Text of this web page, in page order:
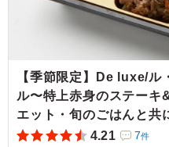
【季節限定】De luxe/ル
ル〜特上赤身のステーキ
エット・旬のごはんと共
4.21
7件